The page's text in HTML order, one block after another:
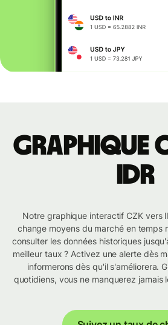
Graphique
IDR
Notre graphique interactif CZK vers
change moyens du marché en temps
consulter les données historiques
meilleur taux ? Activez une alerte dès
informerons dès qu'il s'améliorera.
quotidiens, vous ne manquerez jamais